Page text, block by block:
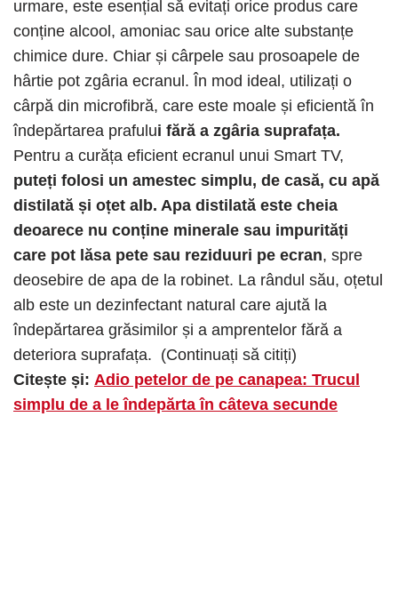
urmare, este esențial să evitați orice produs care
conține alcool, amoniac sau orice alte substanțe
chimice dure. Chiar și cârpele sau prosoapele de
hârtie pot zgâria ecranul. În mod ideal, utilizați o
cârpă din microfibră, care este moale și eficientă în
îndepărtarea prafului fără a zgâria suprafața.
Pentru a curăța eficient ecranul unui Smart TV,
puteți folosi un amestec simplu, de casă, cu apă
distilată și oțet alb. Apa distilată este cheia
deoarece nu conține minerale sau impurități
care pot lăsa pete sau reziduuri pe ecran, spre
deosebire de apa de la robinet. La rândul său, oțetul
alb este un dezinfectant natural care ajută la
îndepărtarea grăsimilor și a amprentelor fără a
deteriora suprafața. (Continuați să citiți)
Citește și: Adio petelor de pe canapea: Trucul
simplu de a le îndepărta în câteva secunde